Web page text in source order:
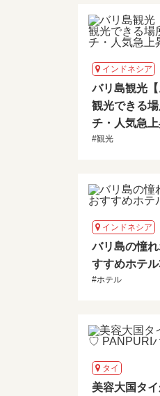
インドネシア
バリ島観光
観光できる
チ・人気急
#観光
インドネシア
バリ島の憧
すすめホテ
#ホテル
タイ
美容大国タ